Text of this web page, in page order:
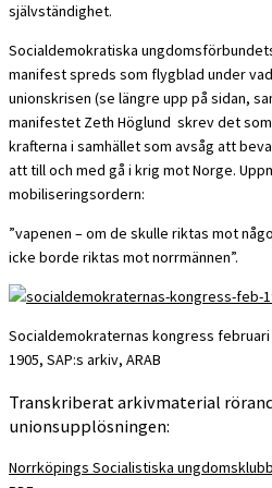
självständighet.
Socialdemokratiska
manifest spreds som flygblad under
unionskrisen (se längre upp på sidan,
manifestet Zeth Höglund skrev det
krafterna i samhället som avsåg att
att till och med gå i krig mot Norge.
mobiliseringsordern:
”vapenen – om de skulle riktas mot
icke borde riktas mot norrmännen”.
Socialdemokraternas kongress februari
1905, SAP:s arkiv, ARAB
Transkriberat arkivmaterial
unionsupplösningen:
Norrköpings Socialistiska